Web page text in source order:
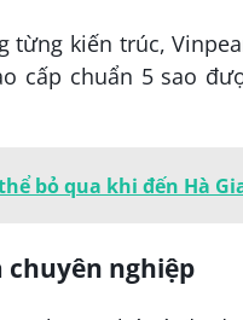
từng kiến trúc,
cấp chuẩn 5 sao
bỏ qua khi đến Hà
chuyên nghiệp